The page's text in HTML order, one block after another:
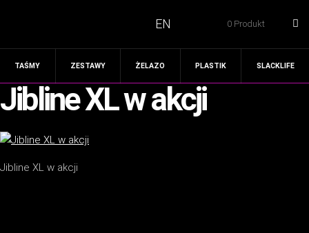
0 Produkt
EN
TAŚMY ZESTAWY ŻELAZO PLASTIK SLACKLIFE
Jibline XL w akcji
Jibline XL w akcji